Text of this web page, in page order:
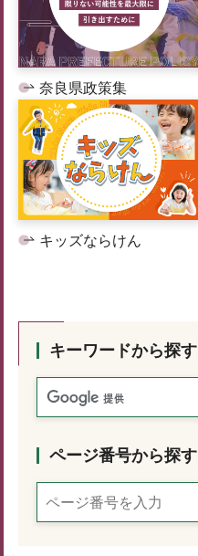
奈良県政策集
キッズならけん
キーワードから探す
ページ番号から探す